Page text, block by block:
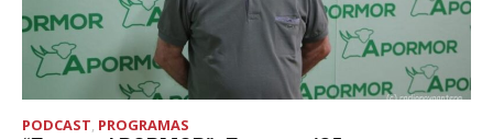
PODCAST, PROGRAMAS